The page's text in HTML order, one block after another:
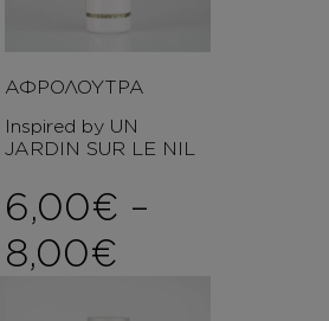
ΑΦΡΟΛΟΥΤΡΑ
Inspired by UN
JARDIN SUR LE NIL
6,00€ –
8,00€